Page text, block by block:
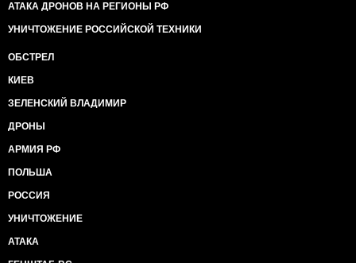
АТАКА ДРОНОВ НА РЕГИОНЫ РФ
УНИЧТОЖЕНИЕ РОССИЙСКОЙ ТЕХНИКИ
ОБСТРЕЛ
КИЕВ
ЗЕЛЕНСКИЙ ВЛАДИМИР
ДРОНЫ
АРМИЯ РФ
ПОЛЬША
РОССИЯ
УНИЧТОЖЕНИЕ
АТАКА